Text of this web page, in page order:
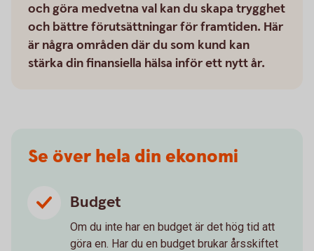
och göra medvetna val kan du skapa trygghet
och bättre förutsättningar för framtiden. Här
är några områden där du som kund kan
stärka din finansiella hälsa inför ett nytt år.
Se över hela din ekonomi
Budget
Om du inte har en budget är det hög tid att
göra en. Har du en budget brukar årsskiftet